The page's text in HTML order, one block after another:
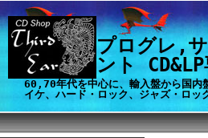
プログレ,
ント
60,70年代を中心に、輸入盤から国内
イケ、ハード・ロック、ジャズ・ロ